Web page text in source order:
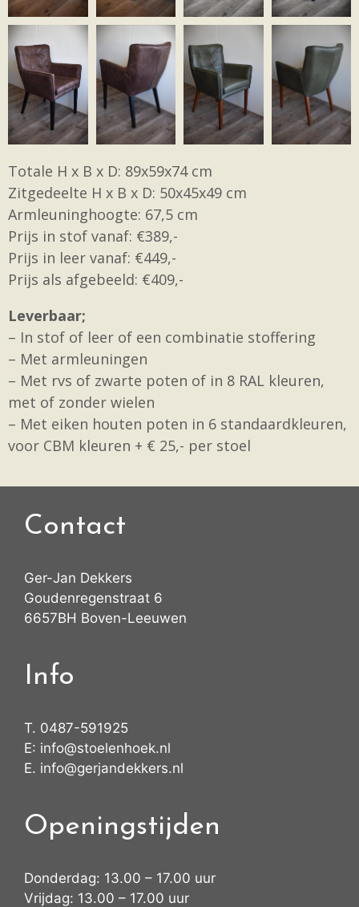
Totale H x B x D: 89x59x74 cm
Zitgedeelte H x B x D: 50x45x49 cm
Armleuninghoogte: 67,5 cm
Prijs in stof vanaf: €389,-
Prijs in leer vanaf: €449,-
Prijs als afgebeeld: €409,-
Leverbaar;
– In stof of leer of een combinatie stoffering
– Met armleuningen
– Met rvs of zwarte poten of in 8 RAL kleuren,
met of zonder wielen
– Met eiken houten poten in 6 standaardkleuren,
voor CBM kleuren + € 25,- per stoel
Contact
Ger-Jan Dekkers
Goudenregenstraat 6
6657BH Boven-Leeuwen
Info
T. 0487-591925
E: info@stoelenhoek.nl
E. info@gerjandekkers.nl
Openingstijden
Donderdag: 13.00 – 17.00 uur
Vrijdag: 13.00 – 17.00 uur